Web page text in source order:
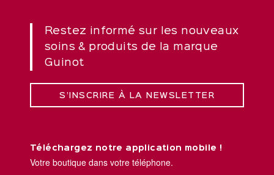
Restez informé sur les nouveaux
soins & produits de la marque
Guinot
S’INSCRIRE À LA NEWSLETTER
Téléchargez notre application mobile !
Votre boutique dans votre téléphone.